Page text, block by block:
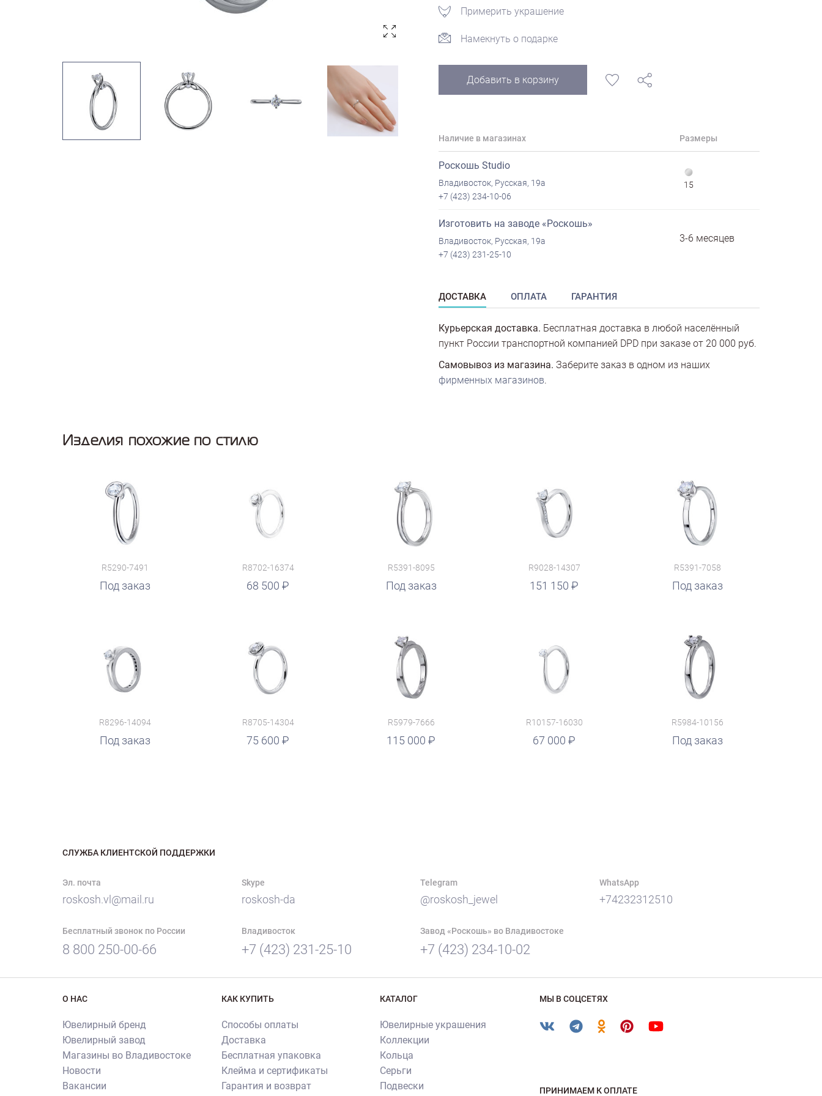
Примерить украшение
Намекнуть о подарке
Добавить в корзину
Наличие в магазинах Размеры
Роскошь Studio
Владивосток, Русская, 19а
+7 (423) 234-10-06
15
Изготовить на заводе «Роскошь»
Владивосток, Русская, 19а
+7 (423) 231-25-10
3-6 месяцев
ДОСТАВКА ОПЛАТА ГАРАНТИЯ
Курьерская доставка. Бесплатная доставка в любой населённый
пункт России транспортной компанией DPD при заказе от 20 000 руб.
Самовывоз из магазина. Заберите заказ в одном из наших
фирменных магазинов.
Изделия похожие по стилю
R5290-7491
Под заказ
R8702-16374
68 500
руб.
R5391-8095
Под заказ
R9028-14307
151 150
руб.
R5391-7058
Под заказ
R8296-14094
Под заказ
R8705-14304
75 600
руб.
R5979-7666
115 000
руб.
R10157-16030
67 000
руб.
R5984-10156
Под заказ
СЛУЖБА КЛИЕНТСКОЙ ПОДДЕРЖКИ
Эл. почта
roskosh.vl@mail.ru
Skype
roskosh-da
Telegram
@roskosh_jewel
WhatsApp
+74232312510
Бесплатный звонок по России
8 800 250-00-66
Владивосток
+7 (423) 231-25-10
Завод «Роскошь» во Владивостоке
+7 (423) 234-10-02
О НАС
Ювелирный бренд
Ювелирный завод
Магазины во Владивостоке
Новости
Вакансии
КАК КУПИТЬ
Способы оплаты
Доставка
Бесплатная упаковка
Клейма и сертификаты
Гарантия и возврат
КАТАЛОГ
Ювелирные украшения
Коллекции
Кольца
Серьги
Подвески
МЫ В СОЦСЕТЯХ
ПРИНИМАЕМ К ОПЛАТЕ